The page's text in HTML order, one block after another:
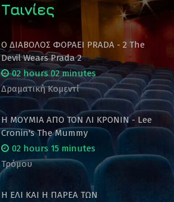
Ταινίες
Ο ΔΙΑΒΟΛΟΣ ΦΟΡΑΕΙ PRADA - 2 The
Devil Wears Prada 2
02 hours 02 minutes
Δραματική Κομεντί
Η ΜΟΥΜΙΑ ΑΠΟ ΤΟΝ ΛΙ ΚΡΟΝΙΝ - Lee
Cronin's The Mummy
02 hours 15 minutes
Τρόμου
Η ΕΛΙ ΚΑΙ Η ΠΑΡΕΑ ΤΩΝ